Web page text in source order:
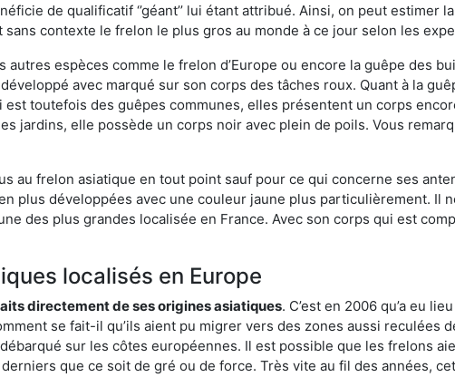
de qualificatif ‘’géant’’ lui étant attribué. Ainsi, on peut estimer
sans contexte le frelon le plus gros au monde à ce jour selon les
autres espèces comme le frelon d’Europe ou encore la guêpe des
avec marqué sur son corps des tâches roux. Quant à la
toutefois des guêpes communes, elles présentent un corps
jardins, elle possède un corps noir avec plein de poils. Vous
au frelon asiatique en tout point sauf pour ce qui concerne ses
plus développées avec une couleur jaune plus particulièrement. Il
des plus grandes localisée en France. Avec son corps qui est
localisés en Europe
directement de ses origines asiatiques. C’est en 2006 qu’a eu
se fait-il qu’ils aient pu migrer vers des zones aussi reculées
sur les côtes européennes. Il est possible que les frelons
que ce soit de gré ou de force. Très vite au fil des années,